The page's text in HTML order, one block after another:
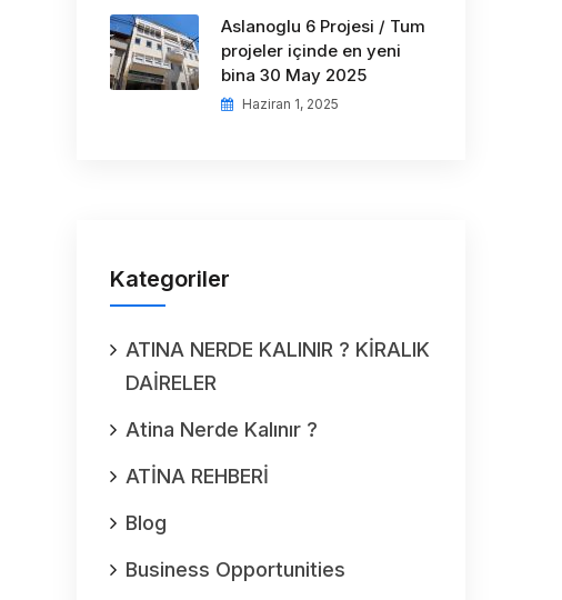
Aslanoglu 6 Projesi / Tum
projeler içinde en yeni
bina 30 May 2025
Haziran 1, 2025
Kategoriler
ATINA NERDE KALINIR ? KİRALIK
DAİRELER
Atina Nerde Kalınır ?
ATİNA REHBERİ
Blog
Business Opportunities